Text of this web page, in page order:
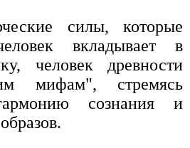
силы, которые
вкладывает в
человек древности
мифам", стремясь
сознания и